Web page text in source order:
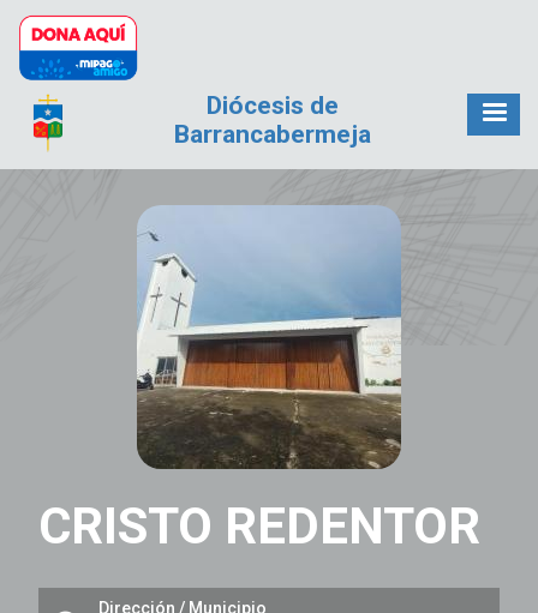
Pasar al contenido principal
Diócesis de
Barrancabermeja
CRISTO REDENTOR
Dirección / Municipio